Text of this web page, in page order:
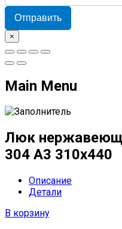
Отправить
×
Main Menu
Люк
304 А3 310х440
Описание
Детали
В корзину